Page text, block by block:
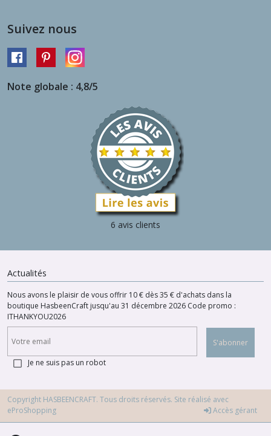
Suivez nous
Note globale : 4,8/5
6 avis clients
Actualités
Nous avons le plaisir de vous offrir 10 € dès 35 € d'achats dans la
boutique HasbeenCraft jusqu'au 31 décembre 2026 Code promo :
ITHANKYOU2026
S'abonner
Je ne suis pas un robot
Copyright HASBEENCRAFT. Tous droits réservés. Site réalisé avec
eProShopping
Accès gérant